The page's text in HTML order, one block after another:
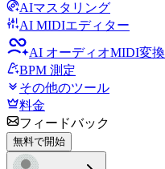
AIマスタリング
AI MIDIエディター
AI オーディオMIDI変換
BPM 測定
その他のツール
料金
フィードバック
無料で開始